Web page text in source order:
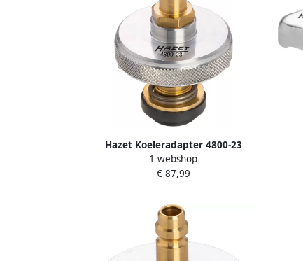
Hazet Koeleradapter 4800-23
1 webshop
€ 87,99